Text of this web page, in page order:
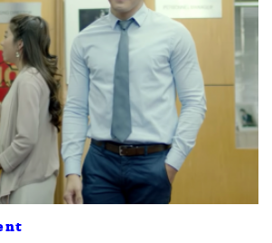
TWEET LINE EMAIL